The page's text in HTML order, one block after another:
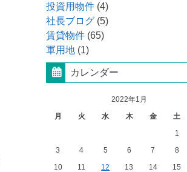
投資用物件 (4)
社長ブログ (5)
賃貸物件 (65)
軍用地 (1)
カレンダー
2022年1月
月
火 水 木 金 土
1
3
4 5 6 7 8
10
11 12 13 14 15